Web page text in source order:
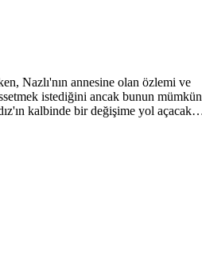
Nazlı'nın annesine olan özlemi ve
istediğini ancak bunun mümkün
kalbinde bir değişime yol açacak